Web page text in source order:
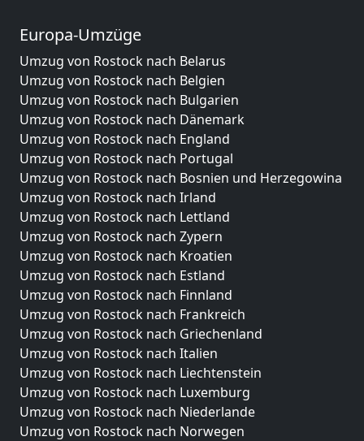
Europa-Umzüge
Umzug von Rostock nach Belarus
Umzug von Rostock nach Belgien
Umzug von Rostock nach Bulgarien
Umzug von Rostock nach Dänemark
Umzug von Rostock nach England
Umzug von Rostock nach Portugal
Umzug von Rostock nach Bosnien und Herzegowina
Umzug von Rostock nach Irland
Umzug von Rostock nach Lettland
Umzug von Rostock nach Zypern
Umzug von Rostock nach Kroatien
Umzug von Rostock nach Estland
Umzug von Rostock nach Finnland
Umzug von Rostock nach Frankreich
Umzug von Rostock nach Griechenland
Umzug von Rostock nach Italien
Umzug von Rostock nach Liechtenstein
Umzug von Rostock nach Luxemburg
Umzug von Rostock nach Niederlande
Umzug von Rostock nach Norwegen